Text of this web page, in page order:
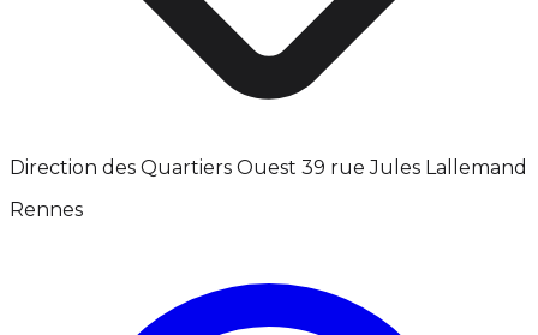
Direction des Quartiers Ouest 39 rue Jules Lallemand
Rennes